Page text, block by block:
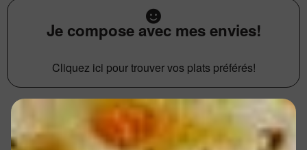
Je compose avec mes envies!
Cliquez ici pour trouver vos plats préférés!